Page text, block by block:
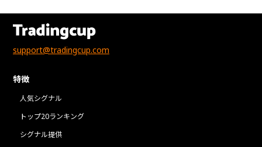
support@tradingcup.com
特徴
人気シグナル
トップ20ランキング
シグナル提供